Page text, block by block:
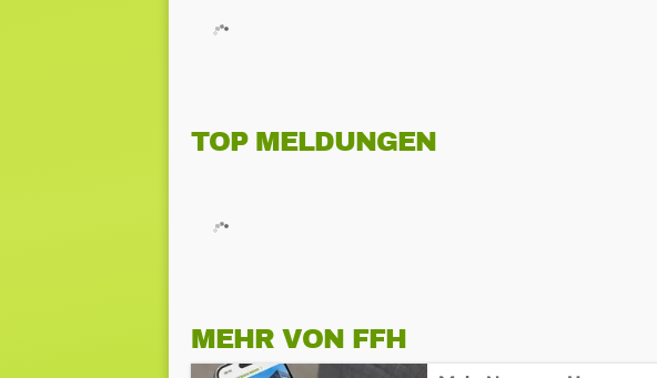
TOP MELDUNGEN
MEHR VON FFH